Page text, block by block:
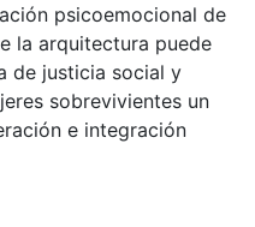
psicoemocional de
la arquitectura puede
de justicia social y
sobrevivientes un
e integración